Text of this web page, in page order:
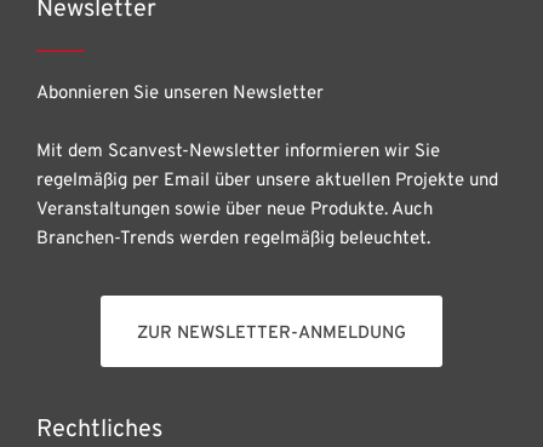
Newsletter
Abonnieren Sie unseren Newsletter
Mit dem Scanvest-Newsletter informieren wir Sie
regelmäßig per Email über unsere aktuellen Projekte und
Veranstaltungen sowie über neue Produkte. Auch
Branchen-Trends werden regelmäßig beleuchtet.
ZUR NEWSLETTER-ANMELDUNG
Rechtliches